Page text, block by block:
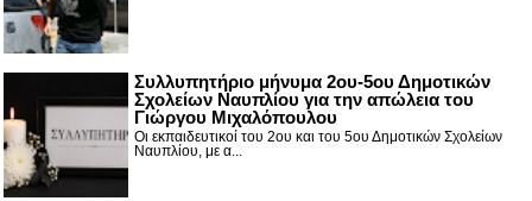
Συλλυπητήριο μήνυμα 2ου-5ου Δημοτικών
Σχολείων Ναυπλίου για την απώλεια του
Γιώργου Μιχαλόπουλου
Οι εκπαιδευτικοί του 2ου και του 5ου Δημοτικών Σχολείων
Ναυπλίου, με α...